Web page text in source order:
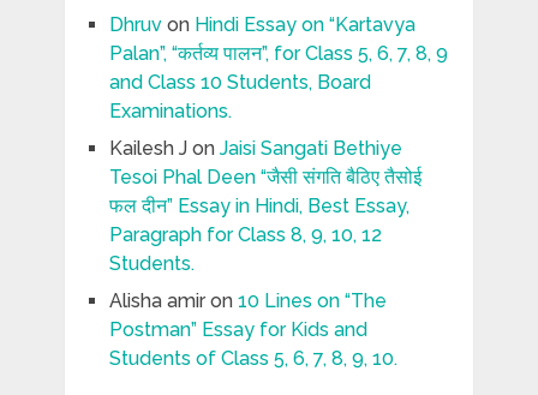
Dhruvon Hindi Essay on “Kartavya
Palan”, “कर्तव्य पालन”, for Class 5, 6, 7, 8, 9
and Class 10 Students, Board
Examinations.
Kailesh Jon Jaisi Sangati Bethiye
Tesoi Phal Deen “जैसी संगति बैठिए तैसोई
फल दीन” Essay in Hindi, Best Essay,
Paragraph for Class 8, 9, 10, 12
Students.
Alisha amiron 10 Lines on “The
Postman” Essay for Kids and
Students of Class 5, 6, 7, 8, 9, 10.